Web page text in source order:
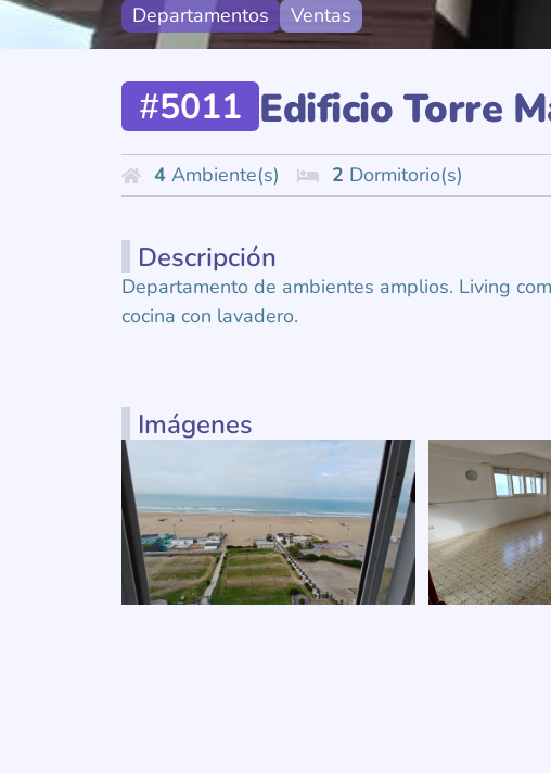
Departamentos Ventas
#5011 Edificio Torre
4 Ambiente(s) 2 Dormitorio(s)
Descripción
Departamento de ambientes amplios. Living
cocina con lavadero.
Imágenes